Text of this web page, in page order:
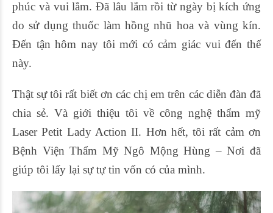
phúc và vui lắm. Đã lâu lắm rồi từ ngày bị kích ứng
do sử dụng thuốc làm hồng nhũ hoa và vùng kín.
Đến tận hôm nay tôi mới có cảm giác vui đến thế
này.
Thật sự tôi rất biết ơn các chị em trên các diễn đàn đã
chia sẻ. Và giới thiệu tôi về công nghệ thẩm mỹ
Laser Petit Lady Action II. Hơn hết, tôi rất cảm ơn
Bệnh Viện Thẩm Mỹ Ngô Mộng Hùng – Nơi đã
giúp tôi lấy lại sự tự tin vốn có của mình.